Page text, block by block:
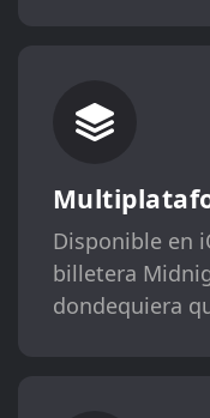
Disponible en
billetera
dondequiera